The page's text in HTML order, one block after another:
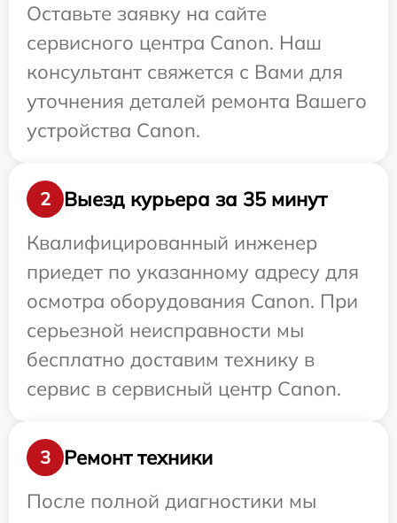
Оставьте заявку на сайте
сервисного центра Canon. Наш
консультант свяжется с Вами для
уточнения деталей ремонта Вашего
устройства Canon.
2
Выезд курьера за 35 минут
Квалифицированный инженер
приедет по указанному адресу для
осмотра оборудования Canon. При
серьезной неисправности мы
бесплатно доставим технику в
сервис в сервисный центр Canon.
3
Ремонт техники
После полной диагностики мы